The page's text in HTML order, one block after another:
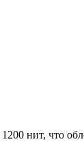
нит, что